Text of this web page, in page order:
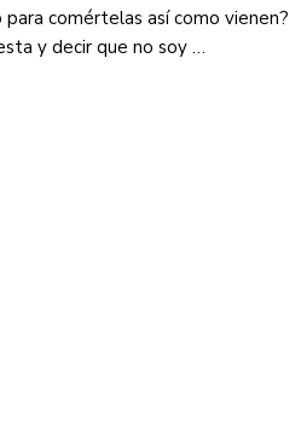
para comértelas así como vienen?
y decir que no soy …